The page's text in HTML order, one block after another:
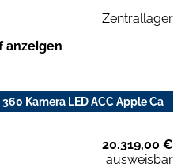
Zentrallager
anzeigen
Kamera LED ACC Apple Ca
20.319,00 €
ausweisbar